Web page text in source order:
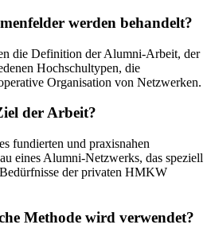
werden behandelt?
die Definition der Alumni-Arbeit, der
Hochschultypen, die
Organisation von Netzwerken.
der Arbeit?
fundierten und praxisnahen
eines Alumni-Netzwerks, das speziell
der privaten HMKW
Methode wird verwendet?